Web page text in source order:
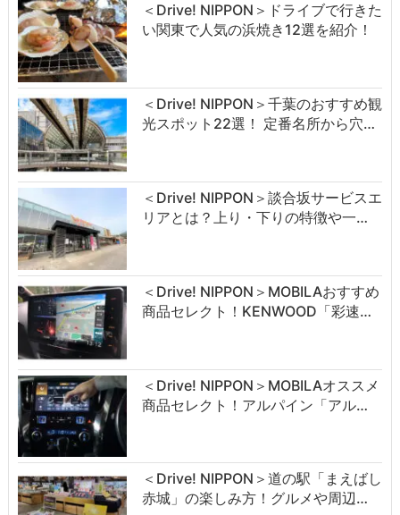
＜Drive! NIPPON＞ドライブで行きた
い関東で人気の浜焼き12選を紹介！
＜Drive! NIPPON＞千葉のおすすめ観
光スポット22選！ 定番名所から穴…
＜Drive! NIPPON＞談合坂サービスエ
リアとは？上り・下りの特徴や一…
＜Drive! NIPPON＞MOBILAおすすめ
商品セレクト！KENWOOD「彩速…
＜Drive! NIPPON＞MOBILAオススメ
商品セレクト！アルパイン「アル…
＜Drive! NIPPON＞道の駅「まえばし
赤城」の楽しみ方！グルメや周辺…